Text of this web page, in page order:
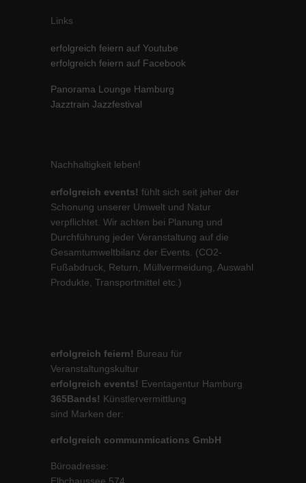
Links
erfolgreich feiern auf Youtube
erfolgreich feiern auf Facebook
Panorama Lounge Hamburg
Jazztrain Jazzfestival
Nachhaltigkeit leben!
erfolgreich events! fühlt sich seit jeher der
Schonung unserer Umwelt und Natur
verpflichtet. Wir achten bei Planung und
Durchführung jeder Veranstaltung auf die
Gesamtumweltbilanz der Events. (CO2-
Fußabdruck, Return, Müllvermeidung, Auswahl
Produkte, Transportmittel etc.)
erfolgreich feiern! Bureau für
Veranstaltungskultur
erfolgreich events! Eventagentur Hamburg
365Bands! Künstlervermittlung
sind Marken der:
erfolgreich communmications GmbH
Büroadresse: